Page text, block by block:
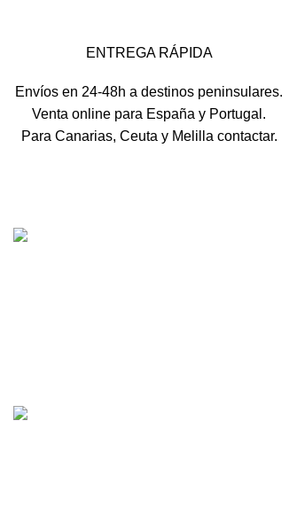
ENTREGA RÁPIDA
Envíos en 24-48h a destinos peninsulares.
Venta online para España y Portugal.
Para Canarias, Ceuta y Melilla contactar.